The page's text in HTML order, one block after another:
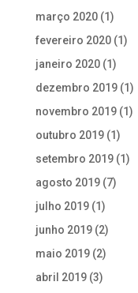
março 2020(1)
fevereiro 2020(1)
janeiro 2020(1)
dezembro 2019(1)
novembro 2019(1)
outubro 2019(1)
setembro 2019(1)
agosto 2019(7)
julho 2019(1)
junho 2019(2)
maio 2019(2)
abril 2019(3)